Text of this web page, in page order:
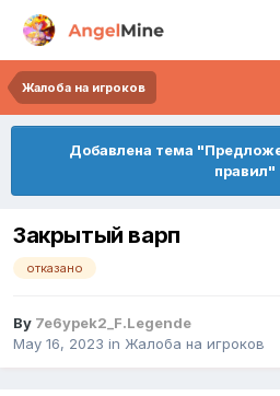
Жалоба на игроков
Добавлена тема
правил"
Закрытый варп
отказано
By 7e6ypek2_F.Legende
May 16, 2023 in Жалоба на игроков